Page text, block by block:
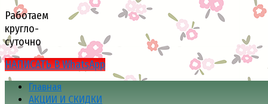
Работаем
кругло-
суточно
НАПИСАТЬ В WhatsApp
Главная
АКЦИИ И СКИДКИ